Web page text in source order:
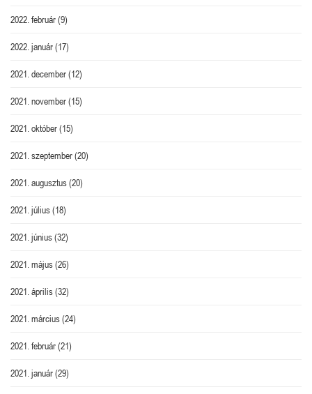
2022. február(9)
2022. január(17)
2021. december(12)
2021. november(15)
2021. október(15)
2021. szeptember(20)
2021. augusztus(20)
2021. július(18)
2021. június(32)
2021. május(26)
2021. április(32)
2021. március(24)
2021. február(21)
2021. január(29)